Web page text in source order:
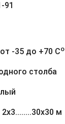
91
от -35 до +70 Co
столба
2х3........30х30 м